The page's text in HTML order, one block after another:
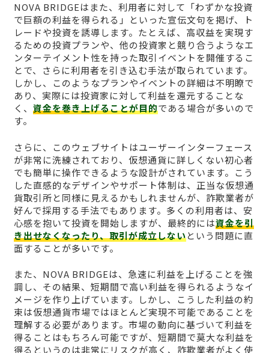
NOVA BRIDGEはまた、利用者に対して「わずかな投資
で巨額の利益を得られる」といった宣伝文句を掲げ、ト
レードや投資を誘導します。たとえば、高収益を実現す
るための投資プランや、他の投資家と競り合うようなエ
ンターテイメント性を持った取引イベントを開催するこ
とで、さらに利用者を引き込む手法が取られています。
しかし、このようなプランやイベントの詳細は不明瞭で
あり、実際には投資家に対して利益を還元することな
く、 資金を巻き上げることが目的である場合が多いので
す。
さらに、このウェブサイトはユーザーインターフェース
が非常に洗練されており、仮想通貨に詳しくない初心者
でも簡単に操作できるような設計がされています。こう
した直感的なデザインやサポート体制は、正当な仮想通
貨取引所と同様に見えるかもしれませんが、詐欺業者が
好んで採用する手法でもあります。多くの利用者は、安
心感を抱いて投資を開始しますが、最終的には資金を引
き出せなくなったり、取引が成立しないという問題に直
面することが多いです。
また、NOVA BRIDGEは、急速に利益を上げることを強
調し、その結果、短期間で高い利益を得られるようなイ
メージを作り上げています。しかし、こうした利益の約
束は仮想通貨市場ではほとんど実現不可能であることを
理解する必要があります。市場の動向に基づいて利益を
得ることはもちろん可能ですが、短期間で莫大な利益を
得るというのは非常にリスクが高く、詐欺業者がよく使